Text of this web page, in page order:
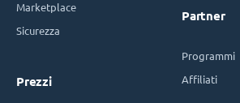
Marketplace
Sicurezza
Prezzi
Partner
Programmi
Affiliati